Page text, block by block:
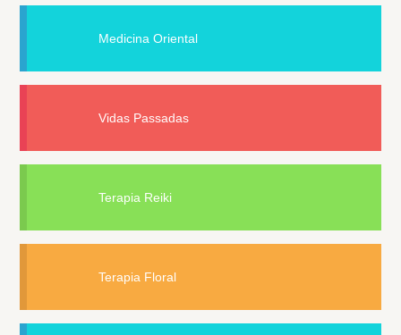
Medicina Oriental
Vidas Passadas
Terapia Reiki
Terapia Floral